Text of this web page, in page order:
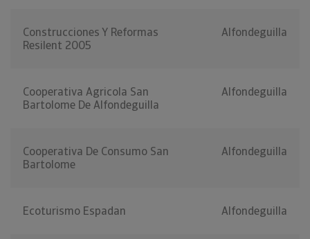
Construcciones Y Reformas
Resilent 2005
Alfondeguilla
Cooperativa Agricola San
Bartolome De Alfondeguilla
Alfondeguilla
Cooperativa De Consumo San
Bartolome
Alfondeguilla
Ecoturismo Espadan Alfondeguilla